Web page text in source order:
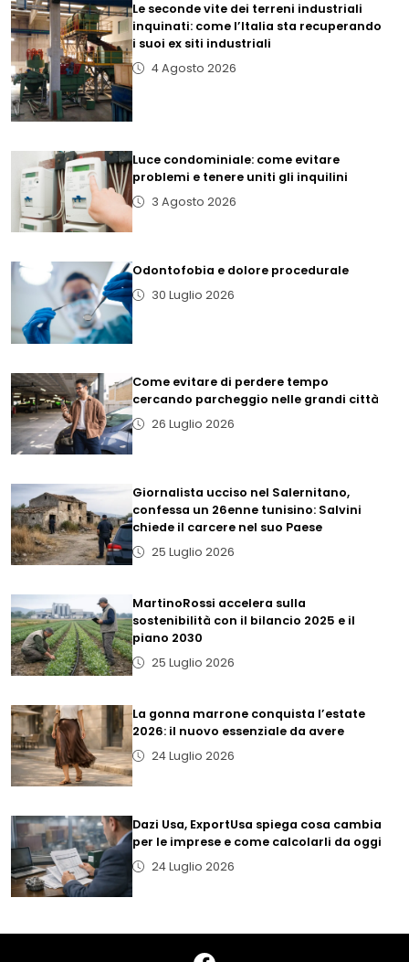
Le seconde vite dei terreni industriali
inquinati: come l’Italia sta recuperando
i suoi ex siti industriali
4 Agosto 2026
Luce condominiale: come evitare
problemi e tenere uniti gli inquilini
3 Agosto 2026
Odontofobia e dolore procedurale
30 Luglio 2026
Come evitare di perdere tempo
cercando parcheggio nelle grandi città
26 Luglio 2026
Giornalista ucciso nel Salernitano,
confessa un 26enne tunisino: Salvini
chiede il carcere nel suo Paese
25 Luglio 2026
MartinoRossi accelera sulla
sostenibilità con il bilancio 2025 e il
piano 2030
25 Luglio 2026
La gonna marrone conquista l’estate
2026: il nuovo essenziale da avere
24 Luglio 2026
Dazi Usa, ExportUsa spiega cosa cambia
per le imprese e come calcolarli da oggi
24 Luglio 2026